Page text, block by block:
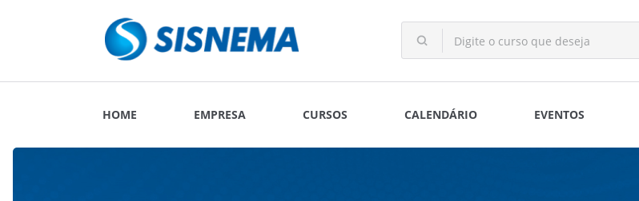
HOME EMPRESA CURSOS CALENDÁRIO EVENTOS